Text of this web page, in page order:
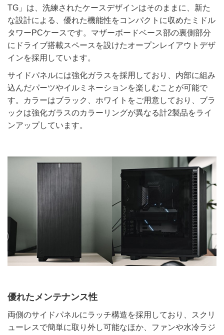
TG」は、洗練されたケースデザインはそのままに、新た
な設計による、優れた機能性をコンパクトに収めたミドル
タワーPCケースです。マザーボードベース部の裏側部分
にドライブ搭載スペースを設けたオープンレイアウトデザ
インを採用しています。
サイドパネルには強化ガラスを採用しており、内部に組み
込んだパーツやイルミネーションを楽しむことが可能で
す。カラーはブラック、ホワイトをご用意しており、ブラ
ックは強化ガラスのカラーリングが異なる計2製品をライ
ンアップしています。
優れたメンテナンス性
両側のサイドパネルにラッチ構造を採用しており、スクリ
ューレスで簡単に取り外し可能なほか、ファンや水冷ラジ